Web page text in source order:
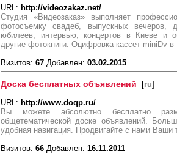
URL: http://videozakaz.net/
Студия «Видеозаказ» выполняет
фотосъемку свадеб, выпускных вечеров,
юбилеев, интервью, концертов в Киеве и
другие фотокниги. Оцифровка кассет miniDv в
Визитов: 67 Добавлен: 03.02.2015
Доска бесплатных объявлений [ru]
URL: http://www.doqp.ru/
Вы можете абсолютно бесплатно
общетематической доске объявлений.
удобная навигация. Продвигайте с нами Ваши
Визитов: 66 Добавлен: 16.11.2011